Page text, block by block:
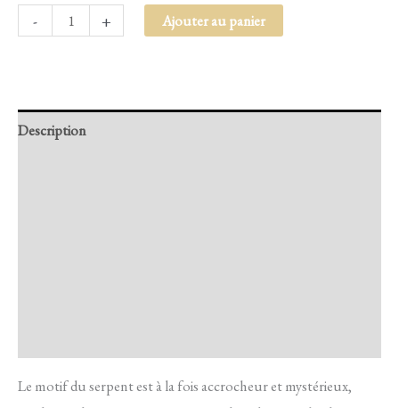
- + Ajouter au panier
Description
Le motif du serpent est à la fois accrocheur et mystérieux,